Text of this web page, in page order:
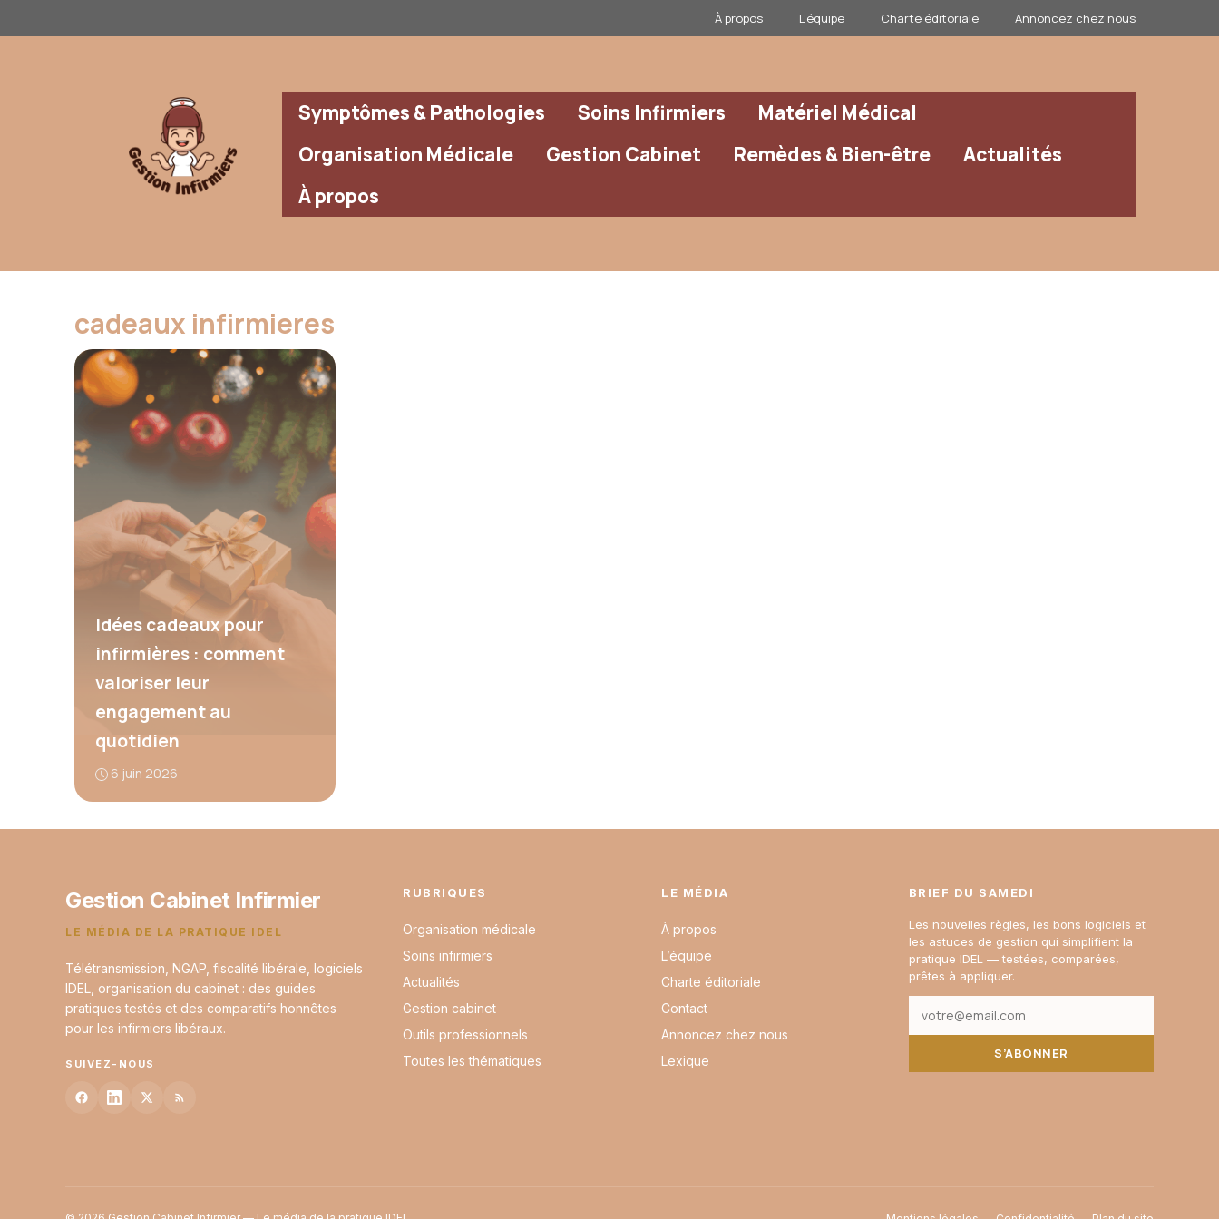
au
À propos L’équipe Charte éditoriale Annoncez chez nous
Symptômes & Pathologies Soins Infirmiers
Matériel Médical
Organisation Médicale
Gestion Cabinet Remèdes & Bien-être
Actualités
À propos
cadeaux infirmieres
Idées cadeaux pour
infirmières : comment
valoriser leur
engagement au
quotidien
6 juin 2026
Gestion Cabinet Infirmier
LE MÉDIA DE LA PRATIQUE IDEL
Télétransmission, NGAP, fiscalité libérale, logiciels
IDEL, organisation du cabinet : des guides
pratiques testés et des comparatifs honnêtes
pour les infirmiers libéraux.
SUIVEZ-NOUS
RUBRIQUES
Organisation médicale
Soins infirmiers
Actualités
Gestion cabinet
Outils professionnels
Toutes les thématiques
LE MÉDIA
À propos
L’équipe
Charte éditoriale
Contact
Annoncez chez nous
Lexique
BRIEF DU SAMEDI
Les nouvelles règles, les bons logiciels et
les astuces de gestion qui simplifient la
pratique IDEL — testées, comparées,
prêtes à appliquer.
S’ABONNER